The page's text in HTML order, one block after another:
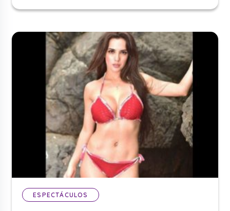
ESPECTÁCULOS